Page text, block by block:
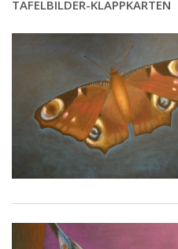
TAFELBILDER-KLAPPKARTEN